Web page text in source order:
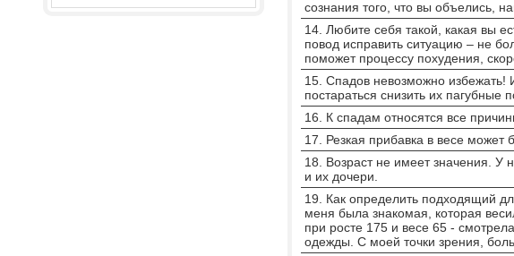
сознания того, что вы объелись,
14. Любите себя такой, какая вы
повод исправить ситуацию – не
поможет процессу похудения,
15. Спадов невозможно избежать!
постараться снизить их
16. К спадам относятся все
17. Резкая прибавка в весе
18. Возраст не имеет значения. У
и их дочери.
19. Как определить подходящий
меня была знакомая, которая
при росте 175 и весе 65 -
одежды. С моей точки зрения,